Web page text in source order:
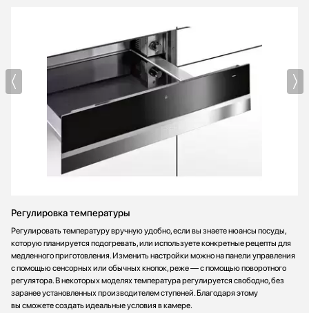
сенсорные. Я быстро разобрался с ними и теперь могу легко
настроить все, как мне нужно.
В общем, я очень доволен этой покупкой. Она сделала мою
кухню более функциональной и удобной, а готовку - более
приятной и быстрой. Рекомендую всем, кто ценит комфорт и
качество!
Регулировка температуры
Регулировать температуру вручную удобно, если вы знаете нюансы посуды,
которую планируется подогревать, или используете конкретные рецепты для
медленного приготовления. Изменить настройки можно на панели управления
с помощью сенсорных или обычных кнопок, реже — с помощью поворотного
регулятора. В некоторых моделях температура регулируется свободно, без
заранее установленных производителем ступеней. Благодаря этому
вы сможете создать идеальные условия в камере.